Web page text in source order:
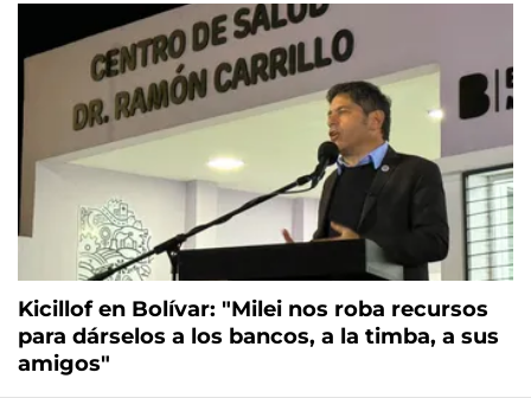
Kicillof en Bolívar: "Milei nos roba recursos
para dárselos a los bancos, a la timba, a sus
amigos"